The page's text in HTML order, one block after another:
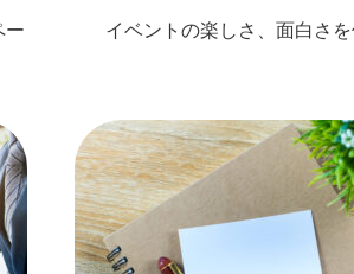
ー
イベントの楽しさ、面白さを